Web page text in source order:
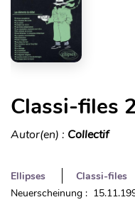
Classi-files
Autor(en) : Collectif
Ellipses
Classi-files
Neuerscheinung :